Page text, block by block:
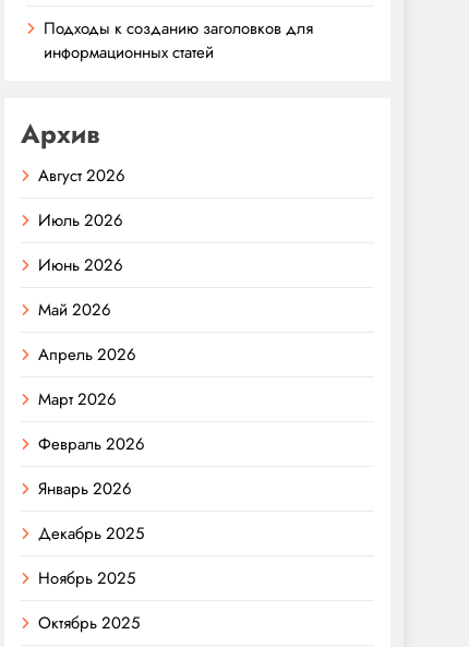
Подходы к созданию заголовков для
информационных статей
Архив
Август 2026
Июль 2026
Июнь 2026
Май 2026
Апрель 2026
Март 2026
Февраль 2026
Январь 2026
Декабрь 2025
Ноябрь 2025
Октябрь 2025